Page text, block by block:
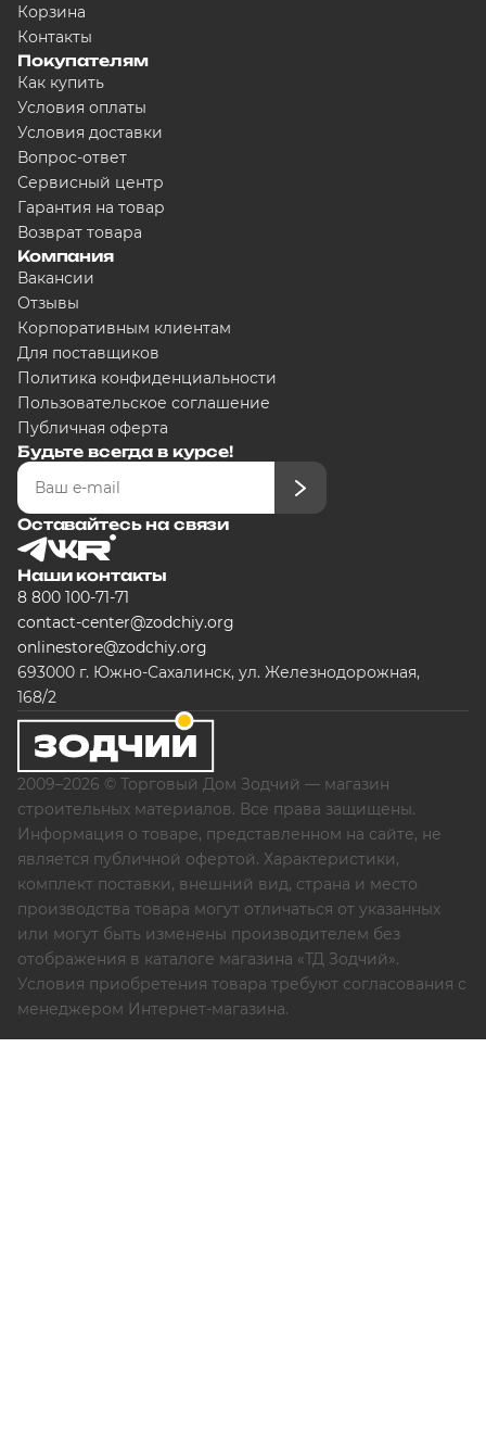
Корзина
Контакты
Покупателям
Как купить
Условия оплаты
Условия доставки
Вопрос-ответ
Сервисный центр
Гарантия на товар
Возврат товара
Компания
Вакансии
Отзывы
Корпоративным клиентам
Для поставщиков
Политика конфиденциальности
Пользовательское соглашение
Публичная оферта
Будьте всегда в курсе!
Оставайтесь на связи
Наши контакты
8 800 100-71-71
contact-center@zodchiy.org
onlinestore@zodchiy.org
693000 г. Южно-Сахалинск, ул. Железнодорожная,
168/2
2009–2026 © Торговый Дом Зодчий — магазин
строительных материалов. Все права защищены.
Информация о товаре, представленном на сайте, не
является публичной офертой. Характеристики,
комплект поставки, внешний вид, страна и место
производства товара могут отличаться от указанных
или могут быть изменены производителем без
отображения в каталоге магазина «ТД Зодчий».
Условия приобретения товара требуют согласования с
менеджером Интернет-магазина.